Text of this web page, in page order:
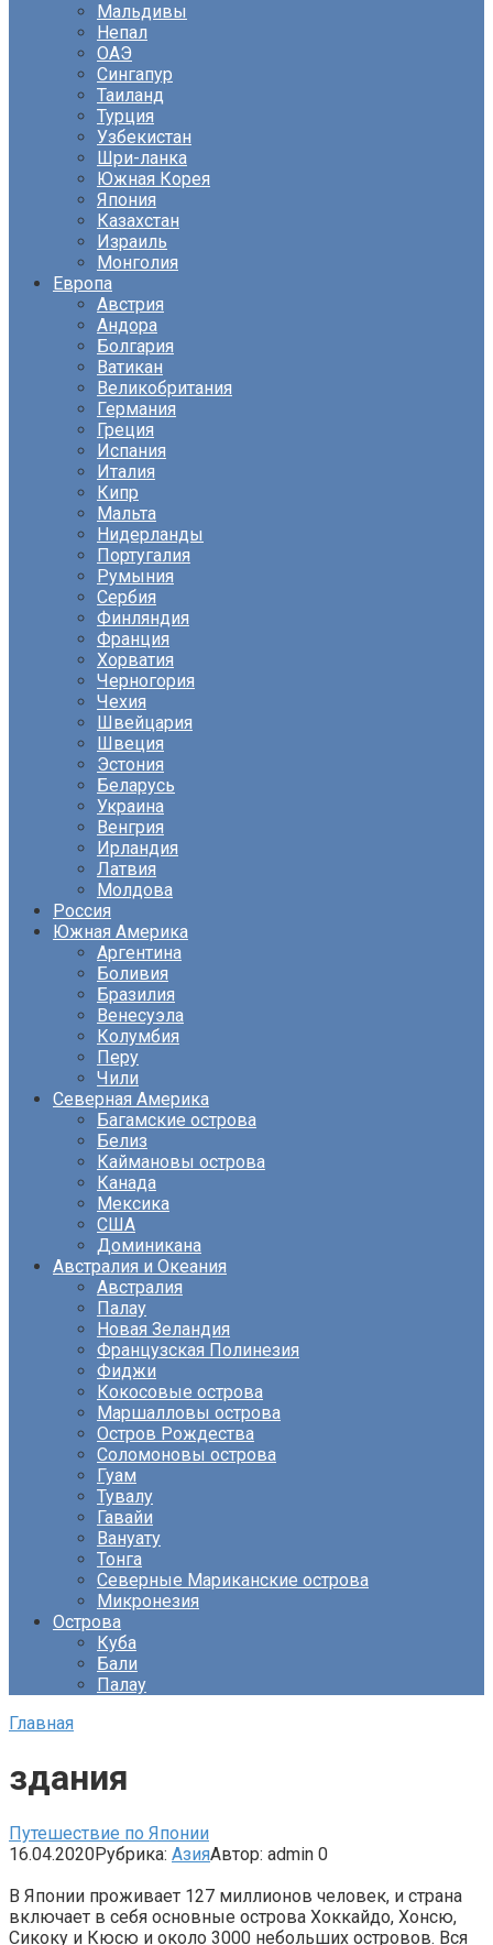
Мальдивы
Непал
ОАЭ
Сингапур
Таиланд
Турция
Узбекистан
Шри-ланка
Южная Корея
Япония
Казахстан
Израиль
Монголия
Европа
Австрия
Андора
Болгария
Ватикан
Великобритания
Германия
Греция
Испания
Италия
Кипр
Мальта
Нидерланды
Португалия
Румыния
Сербия
Финляндия
Франция
Хорватия
Черногория
Чехия
Швейцария
Швеция
Эстония
Беларусь
Украина
Венгрия
Ирландия
Латвия
Молдова
Россия
Южная Америка
Аргентина
Боливия
Бразилия
Венесуэла
Колумбия
Перу
Чили
Северная Америка
Багамские острова
Белиз
Каймановы острова
Канада
Мексика
США
Доминикана
Австралия и Океания
Австралия
Палау
Новая Зеландия
Французская Полинезия
Фиджи
Кокосовые острова
Маршалловы острова
Остров Рождества
Соломоновы острова
Гуам
Тувалу
Гавайи
Вануату
Тонга
Северные Мариканские острова
Микронезия
Острова
Куба
Бали
Палау
Главная
здания
Путешествие по Японии
16.04.2020Рубрика: АзияАвтор: admin 0
В Японии проживает 127 миллионов человек, и страна
включает в себя основные острова Хоккайдо, Хонсю,
Сикоку и Кюсю и около 3000 небольших островов. Вся